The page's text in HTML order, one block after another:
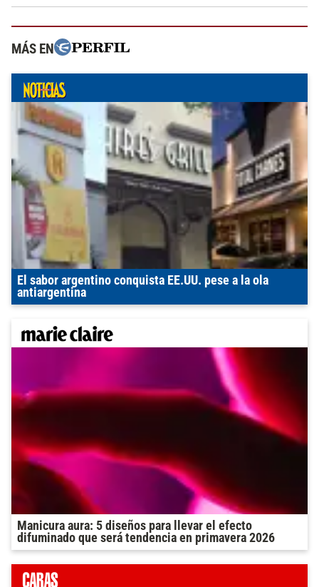
MÁS EN
El sabor argentino conquista EE.UU. pese a la ola
antiargentina
Manicura aura: 5 diseños para llevar el efecto
difuminado que será tendencia en primavera 2026